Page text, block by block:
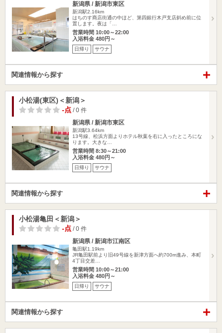
新潟県 / 新潟市東区
新潟駅2.16km
はちのす商店街通の中ほど、第四銀行木戸支店斜め前に位
置します。夜は「…
営業時間 10:00～22:00
入浴料金 480円～
日帰り サウナ
関連情報から探す
小松湯(東区)＜新潟＞
-点 / 0 件
新潟県 / 新潟市東区
新潟駅3.64km
13号線、松浜方面よりホテル秋葉を右に入ったところにな
ります。大きな…
営業時間 8:30～21:00
入浴料金 480円～
日帰り サウナ
関連情報から探す
小松湯亀田＜新潟＞
-点 / 0 件
新潟県 / 新潟市江南区
亀田駅1.19km
JR亀田駅前より旧49号線を新津方面へ約700m進み、本町
4丁目交差…
営業時間 10:00～21:00
入浴料金 480円～
日帰り サウナ
関連情報から探す